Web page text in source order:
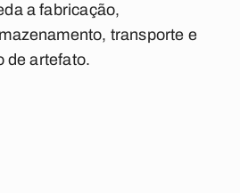
a fabricação,
transporte e
de artefato.